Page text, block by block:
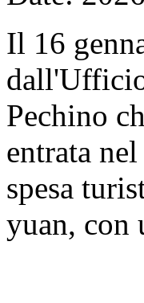
Il 16
Pechino
entrata
spesa
yuan, con